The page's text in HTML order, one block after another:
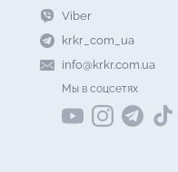
Viber
krkr_com_ua
info@krkr.com.ua
Мы в соцсетях